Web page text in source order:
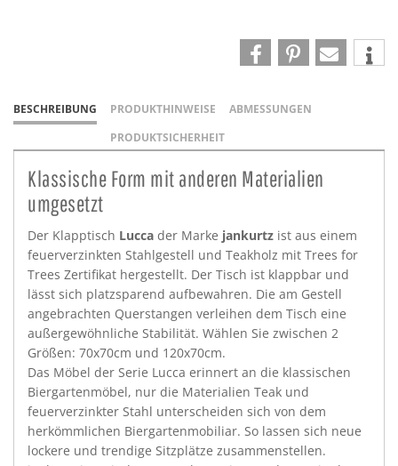
BESCHREIBUNG PRODUKTHINWEISE
ABMESSUNGEN
PRODUKTSICHERHEIT
Klassische Form mit anderen Materialien
umgesetzt
Der Klapptisch Lucca der Marke jankurtz ist aus einem
feuerverzinkten Stahlgestell und Teakholz mit Trees for
Trees Zertifikat hergestellt. Der Tisch ist klappbar und
lässt sich platzsparend aufbewahren. Die am Gestell
angebrachten Querstangen verleihen dem Tisch eine
außergewöhnliche Stabilität. Wählen Sie zwischen 2
Größen: 70x70cm und 120x70cm.
Das Möbel der Serie Lucca erinnert an die klassischen
Biergartenmöbel, nur die Materialien Teak und
feuerverzinkter Stahl unterscheiden sich von dem
herkömmlichen Biergartenmobiliar. So lassen sich neue
lockere und trendige Sitzplätze zusammenstellen.